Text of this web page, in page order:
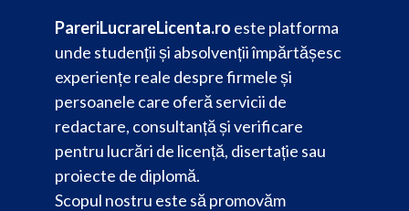
PareriLucrareLicenta.ro este platforma
unde studenții și absolvenții împărtășesc
experiențe reale despre firmele și
persoanele care oferă servicii de
redactare, consultanță și verificare
pentru lucrări de licență, disertație sau
proiecte de diplomă.
Scopul nostru este să promovăm